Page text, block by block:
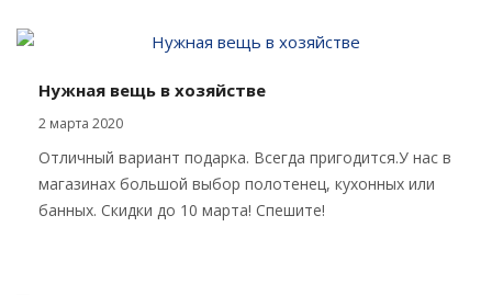
Нужная вещь в хозяйстве
2 марта 2020
Отличный вариант подарка. Всегда пригодится.У нас в
магазинах большой выбор полотенец, кухонных или
банных. Скидки до 10 марта! Спешите!